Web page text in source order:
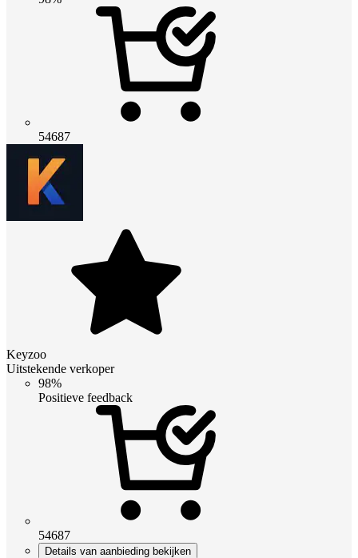
54687
Keyzoo
Uitstekende verkoper
98%
Positieve feedback
54687
Details van aanbieding bekijken